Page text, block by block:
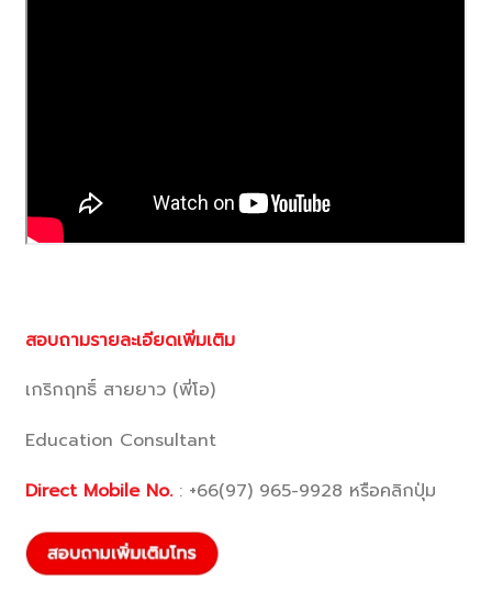
สอบถามรายละเอียดเพิ่มเติม
เกริกฤทธิ์ สายยาว (พี่โอ)
Education Consultant
Direct Mobile No.: +66(97) 965-9928 หรือคลิกปุ่ม